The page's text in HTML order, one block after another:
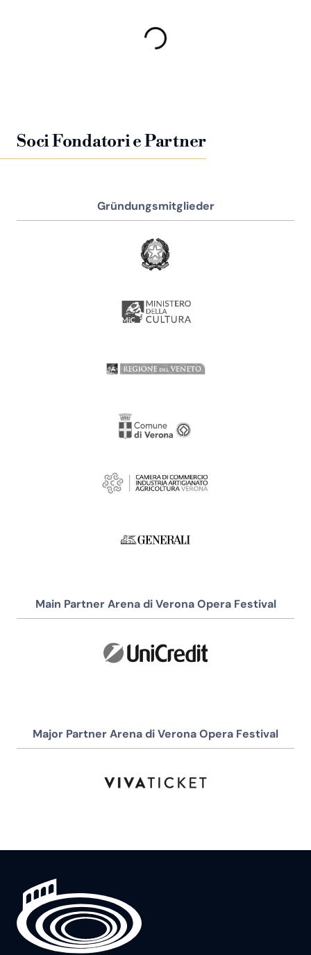
Soci Fondatori e Partner
Gründungsmitglieder
Main Partner Arena di Verona Opera Festival
Major Partner Arena di Verona Opera Festival